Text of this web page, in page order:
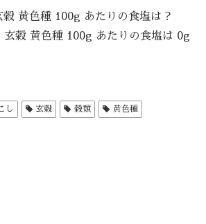
黄色種 100g あたりの食塩は？
玄穀 黄色種 100g あたりの食塩は 0g
し 玄穀 穀類 黄色種